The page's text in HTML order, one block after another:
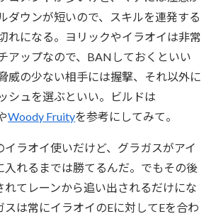
ダウンが短いので、スキルを連発する
れになる。ヨリックやイラオイは非常
アップなので、BANしておくといい
威の少ない相手には握撃、それ以外に
シュを選ぶといい。ビルドは
Woody Fruityを参考にしてみて。
イラオイ使いだけど、グラガスがアイ
入れるまでは勝てるんだ。でもその後
れてレーンから追い出されるだけにな
スは常にイラオイのEに対してEを合わ